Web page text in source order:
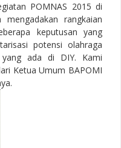
POMNAS 2015 di
rangkaian
keputusan yang
potensi olahraga
ada di DIY. Kami
Ketua Umum BAPOMI